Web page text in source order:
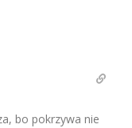
bo pokrzywa nie